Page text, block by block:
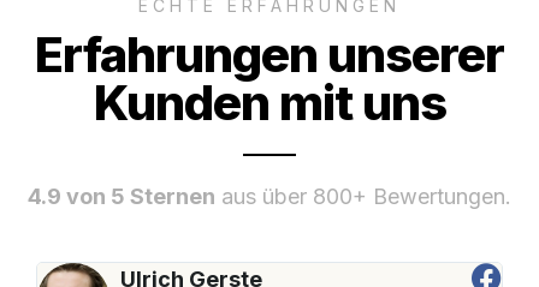
ECHTE ERFAHRUNGEN
Erfahrungen unserer
Kunden mit uns
4.9 von 5 Sternen aus über 800+ Bewertungen.
Ulrich Gerste